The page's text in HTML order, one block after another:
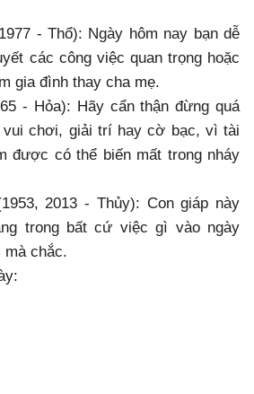
- Thổ): Ngày hôm nay bạn dễ
các công việc quan trọng hoặc
gia đình thay cha mẹ.
- Hỏa): Hãy cẩn thận đừng quá
vui chơi, giải trí hay cờ bạc, vì tài
được có thể biến mất trong nháy
2013 - Thủy): Con giáp này
trong bất cứ việc gì vào ngày
mà chắc.